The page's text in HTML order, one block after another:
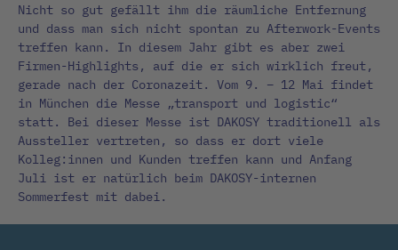
Nicht so gut gefällt ihm die räumliche Entfernung
und dass man sich nicht spontan zu Afterwork-Events
treffen kann. In diesem Jahr gibt es aber zwei
Firmen-Highlights, auf die er sich wirklich freut,
gerade nach der Coronazeit. Vom 9. – 12 Mai findet
in München die Messe „transport und logistic“
statt. Bei dieser Messe ist DAKOSY traditionell als
Aussteller vertreten, so dass er dort viele
Kolleg:innen und Kunden treffen kann und Anfang
Juli ist er natürlich beim DAKOSY-internen
Sommerfest mit dabei.